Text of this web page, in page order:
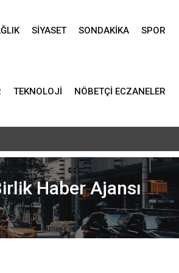
SIYASET SONDAKIKA SPOR
TEKNOLOJI NÖBETÇI ECZANELER
Haber Ajansı